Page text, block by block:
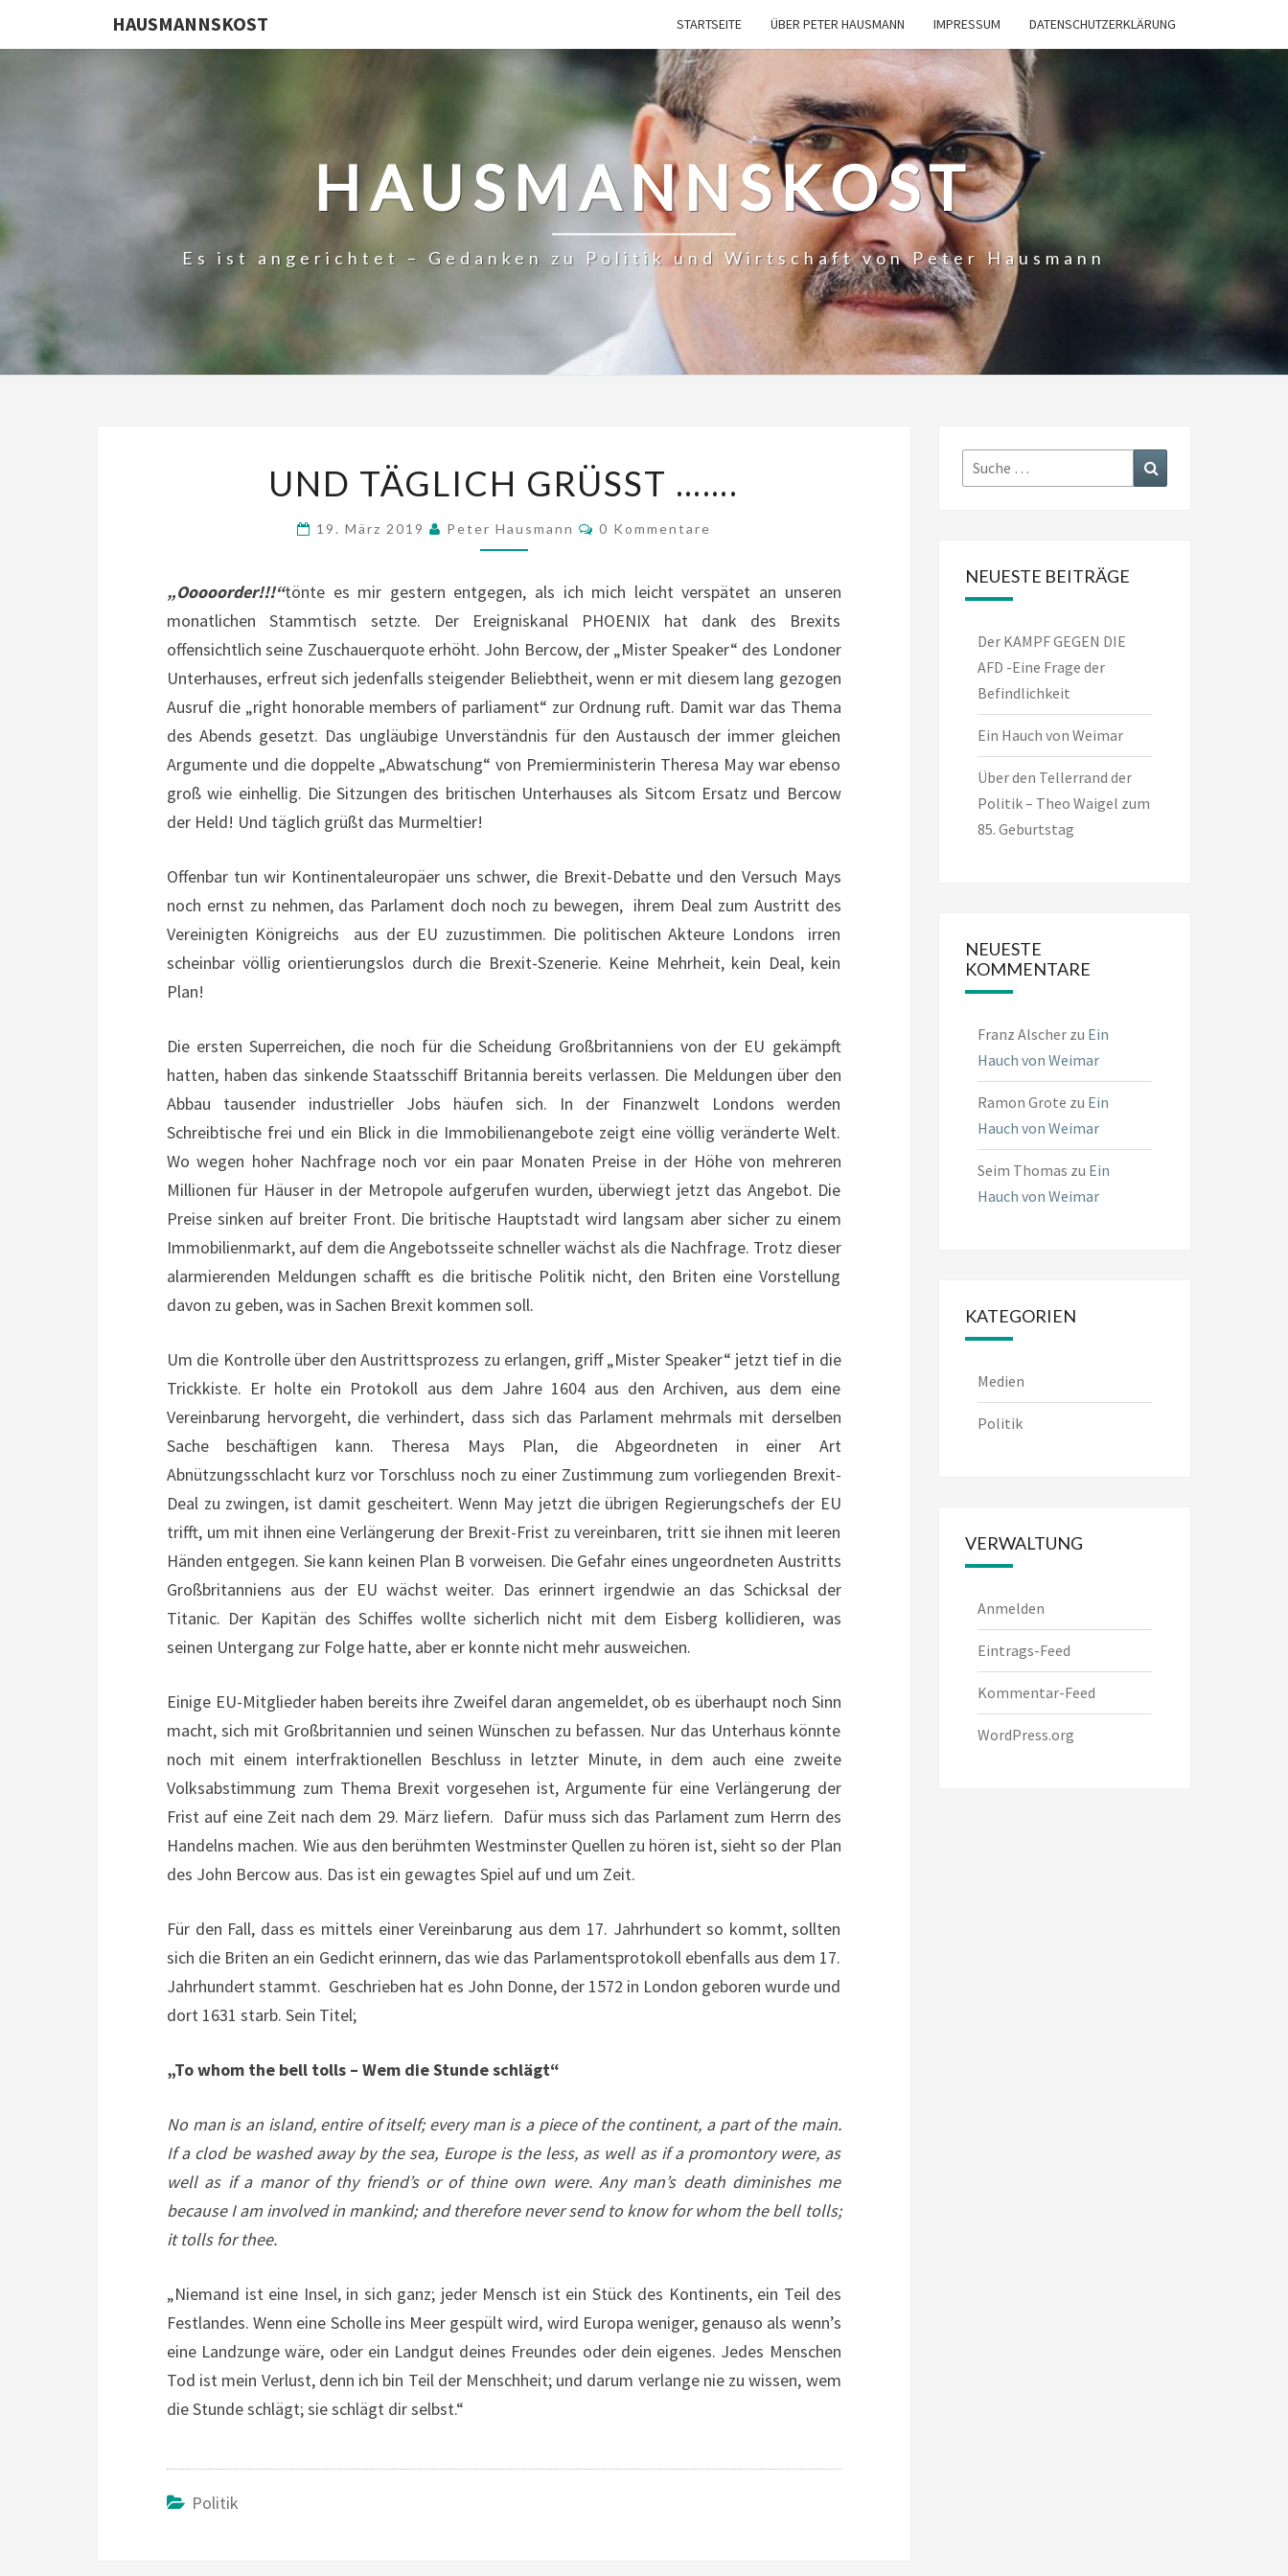
HAUSMANNSKOST STARTSEITE ÜBER PETER HAUSMANN IMPRESSUM DATENSCHUTZERKLÄRUNG
HAUSMANNSKOST
Es ist angerichtet – Gedanken zu Politik und Wirtschaft von Peter Hausmann
TÄGLICH
UND TÄGLICH GRÜSST …….
19. März 2019 Peter Hausmann Kommentare
0 Kommentare
„Ooooorder!!!“tönte es mir gestern entgegen, als ich mich leicht verspätet an unseren
monatlichen Stammtisch setzte. Der Ereigniskanal PHOENIX hat dank des Brexits
offensichtlich seine Zuschauerquote erhöht. John Bercow, der „Mister Speaker“ des Londoner
Unterhauses, erfreut sich jedenfalls steigender Beliebtheit, wenn er mit diesem lang gezogen
Ausruf die „right honorable members of parliament“ zur Ordnung ruft. Damit war das Thema
des Abends gesetzt. Das ungläubige Unverständnis für den Austausch der immer gleichen
Argumente und die doppelte „Abwatschung“ von Premierministerin Theresa May war ebenso
groß wie einhellig. Die Sitzungen des britischen Unterhauses als Sitcom Ersatz und Bercow
der Held! Und täglich grüßt das Murmeltier!
Offenbar tun wir Kontinentaleuropäer uns schwer, die Brexit-Debatte und den Versuch Mays
noch ernst zu nehmen, das Parlament doch noch zu bewegen, ihrem Deal zum Austritt des
Vereinigten Königreichs aus der EU zuzustimmen. Die politischen Akteure Londons irren
scheinbar völlig orientierungslos durch die Brexit-Szenerie. Keine Mehrheit, kein Deal, kein
Plan!
Die ersten Superreichen, die noch für die Scheidung Großbritanniens von der EU gekämpft
hatten, haben das sinkende Staatsschiff Britannia bereits verlassen. Die Meldungen über den
Abbau tausender industrieller Jobs häufen sich. In der Finanzwelt Londons werden
Schreibtische frei und ein Blick in die Immobilienangebote zeigt eine völlig veränderte Welt.
Wo wegen hoher Nachfrage noch vor ein paar Monaten Preise in der Höhe von mehreren
Millionen für Häuser in der Metropole aufgerufen wurden, überwiegt jetzt das Angebot. Die
Preise sinken auf breiter Front. Die britische Hauptstadt wird langsam aber sicher zu einem
Immobilienmarkt, auf dem die Angebotsseite schneller wächst als die Nachfrage. Trotz dieser
alarmierenden Meldungen schafft es die britische Politik nicht, den Briten eine Vorstellung
davon zu geben, was in Sachen Brexit kommen soll.
Um die Kontrolle über den Austrittsprozess zu erlangen, griff „Mister Speaker“ jetzt tief in die
Trickkiste. Er holte ein Protokoll aus dem Jahre 1604 aus den Archiven, aus dem eine
Vereinbarung hervorgeht, die verhindert, dass sich das Parlament mehrmals mit derselben
Sache beschäftigen kann. Theresa Mays Plan, die Abgeordneten in einer Art
Abnützungsschlacht kurz vor Torschluss noch zu einer Zustimmung zum vorliegenden Brexit-
Deal zu zwingen, ist damit gescheitert. Wenn May jetzt die übrigen Regierungschefs der EU
trifft, um mit ihnen eine Verlängerung der Brexit-Frist zu vereinbaren, tritt sie ihnen mit leeren
Händen entgegen. Sie kann keinen Plan B vorweisen. Die Gefahr eines ungeordneten Austritts
Großbritanniens aus der EU wächst weiter. Das erinnert irgendwie an das Schicksal der
Titanic. Der Kapitän des Schiffes wollte sicherlich nicht mit dem Eisberg kollidieren, was
seinen Untergang zur Folge hatte, aber er konnte nicht mehr ausweichen.
Einige EU-Mitglieder haben bereits ihre Zweifel daran angemeldet, ob es überhaupt noch Sinn
macht, sich mit Großbritannien und seinen Wünschen zu befassen. Nur das Unterhaus könnte
noch mit einem interfraktionellen Beschluss in letzter Minute, in dem auch eine zweite
Volksabstimmung zum Thema Brexit vorgesehen ist, Argumente für eine Verlängerung der
Frist auf eine Zeit nach dem 29. März liefern. Dafür muss sich das Parlament zum Herrn des
Handelns machen. Wie aus den berühmten Westminster Quellen zu hören ist, sieht so der Plan
des John Bercow aus. Das ist ein gewagtes Spiel auf und um Zeit.
Für den Fall, dass es mittels einer Vereinbarung aus dem 17. Jahrhundert so kommt, sollten
sich die Briten an ein Gedicht erinnern, das wie das Parlamentsprotokoll ebenfalls aus dem 17.
Jahrhundert stammt. Geschrieben hat es John Donne, der 1572 in London geboren wurde und
dort 1631 starb. Sein Titel;
„To whom the bell tolls – Wem die Stunde schlägt“
No man is an island, entire of itself; every man is a piece of the continent, a part of the main.
If a clod be washed away by the sea, Europe is the less, as well as if a promontory were, as
well as if a manor of thy friend’s or of thine own were. Any man’s death diminishes me
because I am involved in mankind; and therefore never send to know for whom the bell tolls;
it tolls for thee.
„Niemand ist eine Insel, in sich ganz; jeder Mensch ist ein Stück des Kontinents, ein Teil des
Festlandes. Wenn eine Scholle ins Meer gespült wird, wird Europa weniger, genauso als wenn’s
eine Landzunge wäre, oder ein Landgut deines Freundes oder dein eigenes. Jedes Menschen
Tod ist mein Verlust, denn ich bin Teil der Menschheit; und darum verlange nie zu wissen, wem
die Stunde schlägt; sie schlägt dir selbst.“
Politik
Suche
nach:
NEUESTE BEITRÄGE
Der KAMPF GEGEN DIE
AFD -Eine Frage der
Befindlichkeit
Ein Hauch von Weimar
Über den Tellerrand der
Politik – Theo Waigel zum
85. Geburtstag
NEUESTE
KOMMENTARE
Franz Alscherzu Ein
Hauch von Weimar
Ramon Grote zu Ein
Hauch von Weimar
Seim Thomas zu Ein
Hauch von Weimar
KATEGORIEN
Medien
Politik
VERWALTUNG
Anmelden
Eintrags-Feed
Kommentar-Feed
WordPress.org